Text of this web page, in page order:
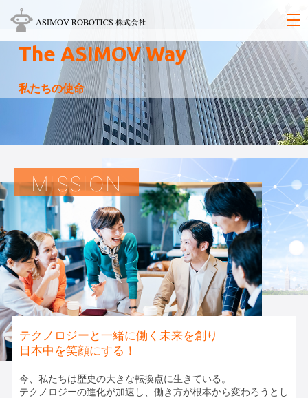
The ASIMOV Way
私たちの使命
テクノロジーと一緒に働く未来を創り
日本中を笑顔にする！
今、私たちは歴史の大きな転換点に生きている。
テクノロジーの進化が加速し、働き方が根本から変わろうとし